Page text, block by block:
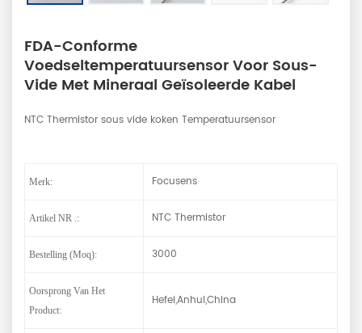
FDA-Conforme
Voedseltemperatuursensor Voor Sous-
Vide Met Mineraal Geïsoleerde Kabel
NTC Thermistor sous vide koken Temperatuursensor
Merk: Focusens
Artikel NR .: NTC Thermistor
Bestelling (moq): 3000
Oorsprong Van Het
Product:
Hefei,Anhui,China